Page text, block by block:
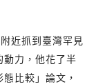
近抓到臺灣罕見
動力，他花了半
比較」論文，